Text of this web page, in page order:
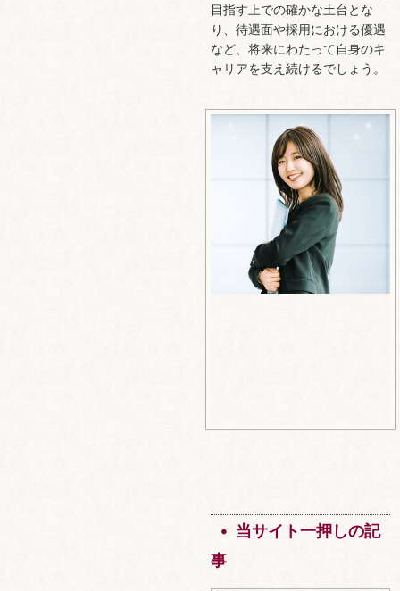
目指す上での確かな土台とな
り、待遇面や採用における優遇
など、将来にわたって自身のキ
ャリアを支え続けるでしょう。
当サイト一押しの記
事